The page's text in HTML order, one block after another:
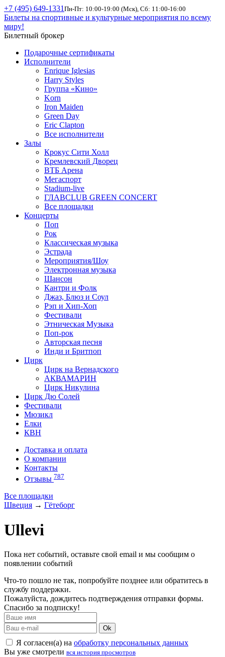
+7 (495) 649-1331 Пн-Пт: 10:00-19:00 (Мск), Сб: 11:00-16:00
Билеты на спортивные и культурные мероприятия по всему
миру!
Билетный брокер
Подарочные сертификаты
Исполнители
Enrique Iglesias
Harry Styles
Группа «Кино»
Korn
Iron Maiden
Green Day
Eric Clapton
Все исполнители
Залы
Крокус Сити Холл
Кремлевский Дворец
ВТБ Арена
Мегаспорт
Stadium-live
ГЛАВCLUB GREEN CONCERT
Все площадки
Концерты
Поп
Рок
Классическая музыка
Эстрада
Мероприятия/Шоу
Электронная музыка
Шансон
Кантри и Фолк
Джаз, Блюз и Соул
Рэп и Хип-Хоп
Фестивали
Этническая Музыка
Поп-рок
Авторская песня
Инди и Бритпоп
Цирк
Цирк на Вернадского
АКВАМАРИН
Цирк Никулина
Цирк Дю Солей
Фестивали
Мюзикл
Елки
КВН
Доставка и оплата
О компании
Контакты
Отзывы 787
Все площадки
Швеция → Гётеборг
Ullevi
Пока нет событий, оставьте свой email и мы сообщим о
появлении событий
Что-то пошло не так, попробуйте позднее или обратитесь в
службу поддержки.
Пожалуйста, дождитесь подтверждения отправки формы.
Спасибо за подписку!
Ok
Я согласен(а) на обработку персональных данных
Вы уже смотрели вся история просмотров